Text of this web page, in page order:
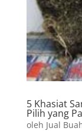
5 Khasiat
Pilih yang
oleh Jual